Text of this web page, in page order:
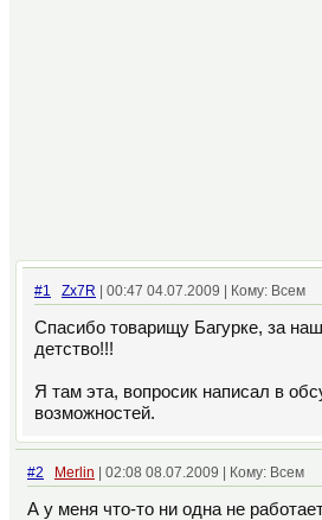
#1 Zx7R | 00:47 04.07.2009 | Кому: Всем
Спасибо товарищу Багурке, за
детство!!!
Я там эта, вопросик написал в
возможностей.
#2 Merlin | 02:08 08.07.2009 | Кому: Всем
А у меня что-то ни одна не